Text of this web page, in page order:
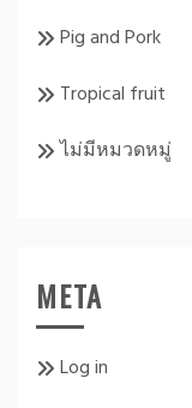
Pig and Pork
Tropical fruit
ไม่มีหมวดหมู่
META
Log in